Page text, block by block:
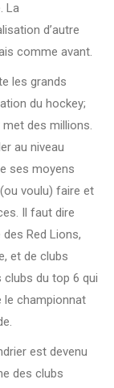
La
d’autre
comme avant.
les grands
du hockey;
met des millions.
au niveau
ses moyens
voulu) faire et
Il faut dire
Red Lions,
et de clubs
clubs du top 6 qui
le championnat
est devenu
des clubs